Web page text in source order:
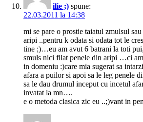
ilie ;) spune:
22.03.2011 la 14:38
mi se pare o prostie taiatul zmulsul
aripi ..pentru k odata si odata tot le
tine ;)…eu am avut 6 batrani la toti
smuls nici filat penele din aripi …ci
in domeniu :)care mia sugerat sa
afara a puilor si apoi sa le leg penele
sa le dau drumul inceput cu incetul
invatat la mn….
e o metoda clasica zic eu ..;)vant in